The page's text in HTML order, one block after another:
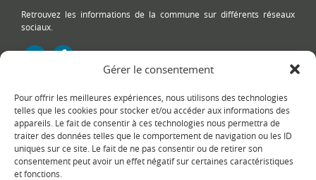
Gérer le consentement
Pour offrir les meilleures expériences, nous utilisons des technologies
telles que les cookies pour stocker et/ou accéder aux informations des
appareils. Le fait de consentir à ces technologies nous permettra de
traiter des données telles que le comportement de navigation ou les ID
uniques sur ce site. Le fait de ne pas consentir ou de retirer son
consentement peut avoir un effet négatif sur certaines caractéristiques
et fonctions.
Retrouvez les informations de la commune sur différents réseaux
sociaux.
Le plan du site